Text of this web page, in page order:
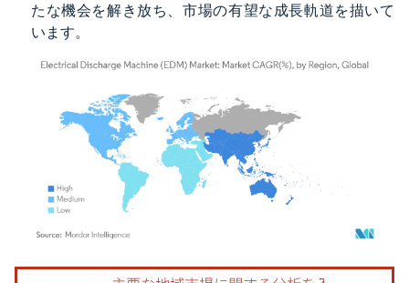
たな機会を解き放ち、市場の有望な成長軌道を描いて
います。
画像 © Mordor Intelligence。再利用にはCC BY 4.0の表示が必要です。